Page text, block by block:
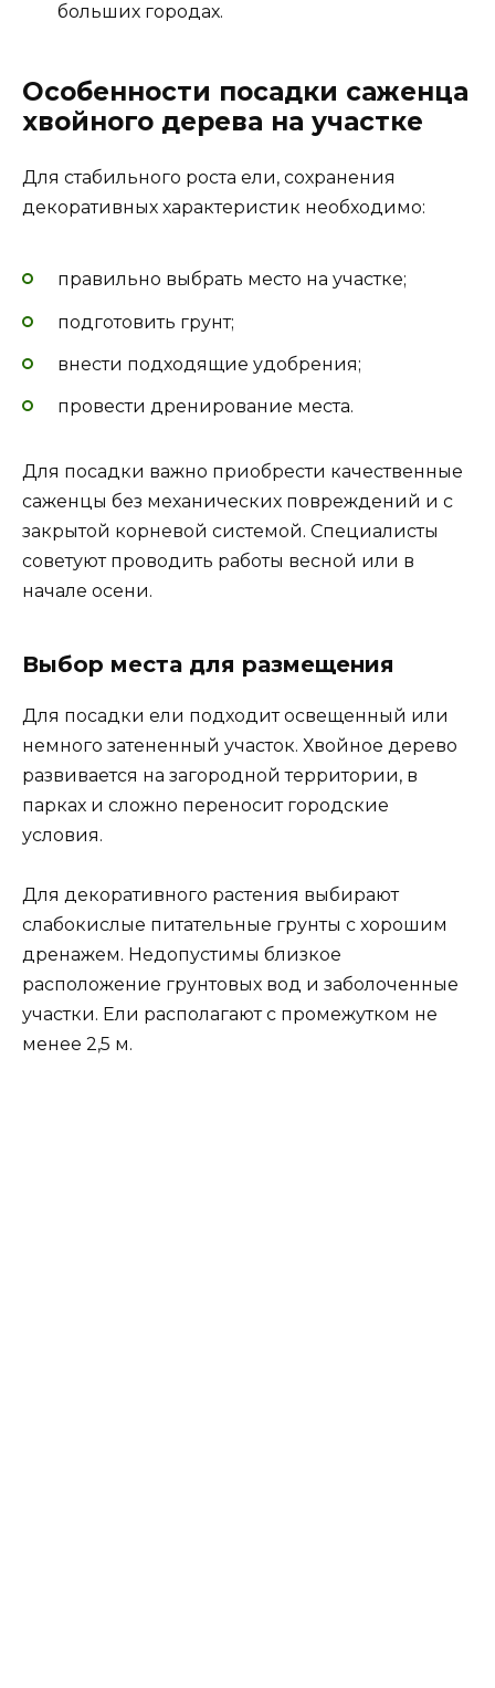
больших городах.
Особенности посадки саженца
хвойного дерева на участке
Для стабильного роста ели, сохранения
декоративных характеристик необходимо:
правильно выбрать место на участке;
подготовить грунт;
внести подходящие удобрения;
провести дренирование места.
Для посадки важно приобрести качественные
саженцы без механических повреждений и с
закрытой корневой системой. Специалисты
советуют проводить работы весной или в
начале осени.
Выбор места для размещения
Для посадки ели подходит освещенный или
немного затененный участок. Хвойное дерево
развивается на загородной территории, в
парках и сложно переносит городские
условия.
Для декоративного растения выбирают
слабокислые питательные грунты с хорошим
дренажем. Недопустимы близкое
расположение грунтовых вод и заболоченные
участки. Ели располагают с промежутком не
менее 2,5 м.